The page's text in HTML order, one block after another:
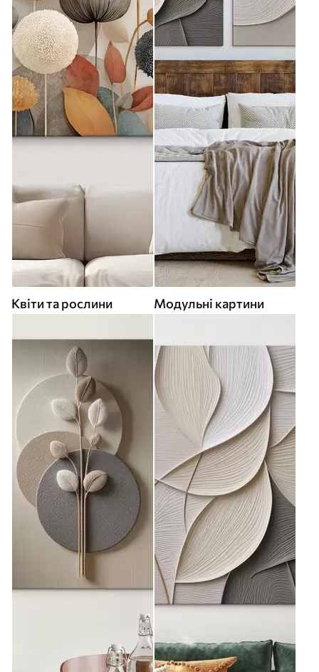
Квіти та рослини Модульні картини